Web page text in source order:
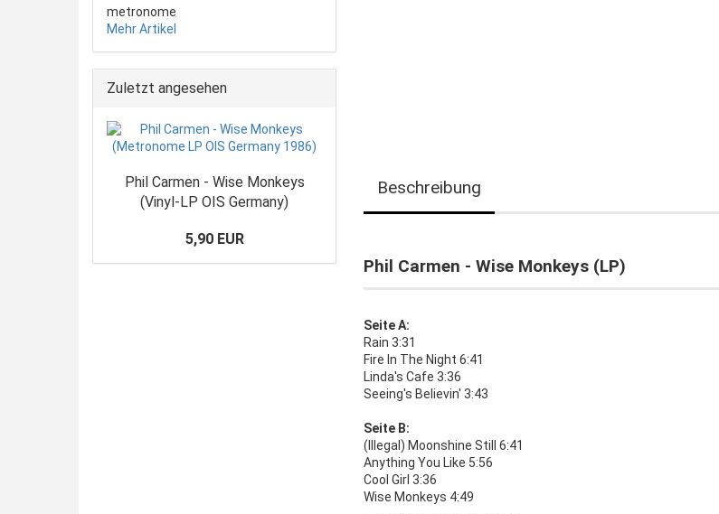
Beschreibung
Phil Carmen - Wise Monkeys (LP)
Seite A:
Rain 3:31
Fire In The Night 6:41
Linda's Cafe 3:36
Seeing's Believin' 3:43
Seite B:
(Illegal) Moonshine Still 6:41
Anything You Like 5:56
Cool Girl 3:36
Wise Monkeys 4:49
metronome
Mehr Artikel
Zuletzt angesehen
Phil Carmen - Wise Monkeys
(Vinyl-LP OIS Germany)
5,90 EUR